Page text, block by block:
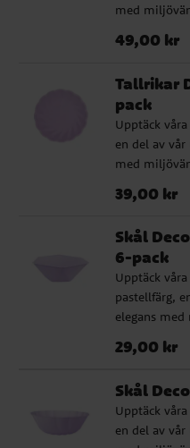
med
festlighet.
av plast.
dem till ett
Pris :49,00 kr
49,00 kr
Tallrikar
pack
Upptäck
en del av
med
festlighet.
av plast.
dem till ett
Pris :39,00 kr
39,00 kr
Skål
6-pack
Upptäck
pastellfärg,
elegans
festlighet.
av plast.
dem till ett
Pris :29,00 kr
29,00 kr
Skål
Upptäck
en del av